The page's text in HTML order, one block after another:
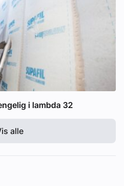
i lambda 32
alle